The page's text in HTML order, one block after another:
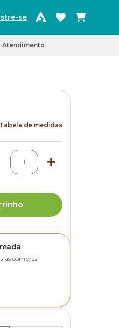
se
Atendimento
Tabela de medidas
1
as compras